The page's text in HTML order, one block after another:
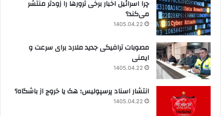
چرا اسرائیل اخبار برخی ترورها را زودتر منتشر
می‌کند؟
1405.04.22
مصوبات ترافیکی جدید ملارد برای سرعت و
ایمنی
1405.04.22
انتشار اسناد پرسپولیس؛ هک یا خروج از باشگاه؟
1405.04.22